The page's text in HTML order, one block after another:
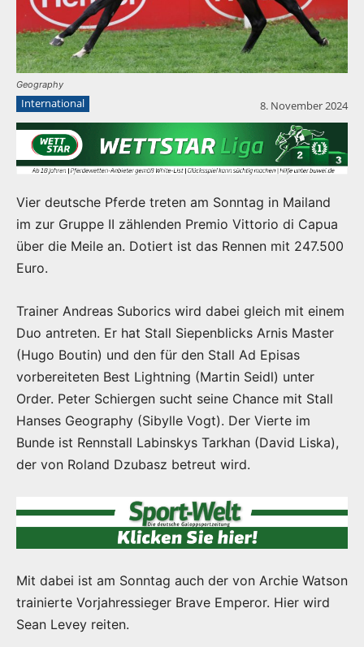
Geography
International 8. November 2024
Vier deutsche Pferde treten am Sonntag in Mailand
im zur Gruppe II zählenden Premio Vittorio di Capua
über die Meile an. Dotiert ist das Rennen mit 247.500
Euro.
Trainer Andreas Suborics wird dabei gleich mit einem
Duo antreten. Er hat Stall Siepenblicks Arnis Master
(Hugo Boutin) und den für den Stall Ad Episas
vorbereiteten Best Lightning (Martin Seidl) unter
Order. Peter Schiergen sucht seine Chance mit Stall
Hanses Geography (Sibylle Vogt). Der Vierte im
Bunde ist Rennstall Labinskys Tarkhan (David Liska),
der von Roland Dzubasz betreut wird.
Mit dabei ist am Sonntag auch der von Archie Watson
trainierte Vorjahressieger Brave Emperor. Hier wird
Sean Levey reiten.